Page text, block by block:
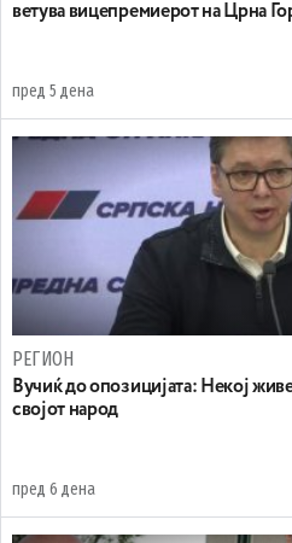
ветува вицепремиерот на Црна
пред 5 дена
РЕГИОН
Вучиќ до опозицијата: Некој
својот народ
пред 6 дена